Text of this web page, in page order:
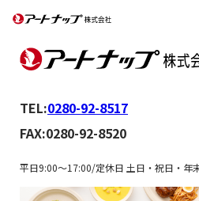
TEL:0280-92-8517
FAX:0280-92-8520
平日9:00～17:00/定休日 土日・祝日・年